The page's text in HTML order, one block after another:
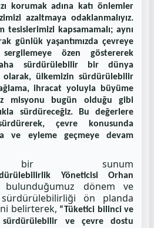
korumak adına katı önlemler
azaltmaya odaklanmalıyız.
tesislerimizi kapsamamalı; aynı
günlük yaşantımızda çevreye
özen göstererek
sürdürülebilir bir dünya
olarak, ülkemizin sürdürülebilir
ihracat yoluyla büyüme
misyonu bugün olduğu gibi
sürdüreceğiz. Bu değerlere
çevre konusunda
ve eyleme geçmeye devam
bir sunum
Yöneticisi Orhan
dönem ve
ön planda
belirterek, “Tüketici bilinci ve
sürdürülebilir ve çevre dostu